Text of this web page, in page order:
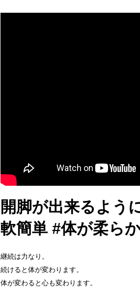
開脚が出来るよう
軟簡単 #体が柔ら
継続は力なり。
続けると体が変わります。
体が変わると心も変わります。